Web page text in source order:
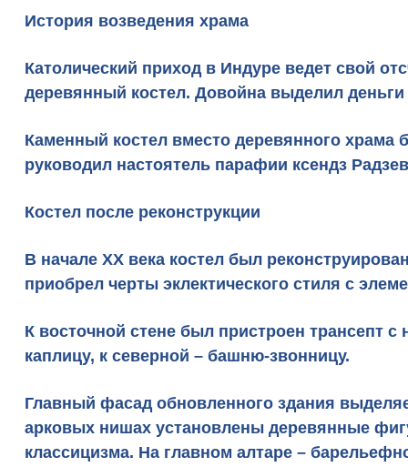
История возведения храма
Католический приход в Индуре ведет свой
деревянный костел. Довойна выделил
Каменный костел вместо деревянного храма
руководил настоятель парафии ксендз
Костел после реконструкции
В начале XX века костел был
приобрел черты эклектического стиля с
К восточной стене был пристроен трансепт
каплицу, к северной – башню-звонницу.
Главный фасад обновленного здания
арковых нишах установлены деревянные
классицизма. На главном алтаре –